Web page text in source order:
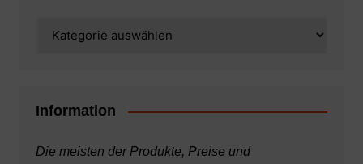
Information
Die meisten der Produkte, Preise und